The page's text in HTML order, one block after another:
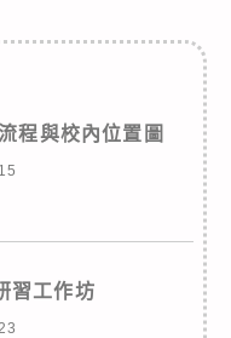
程與校內位置圖
習工作坊